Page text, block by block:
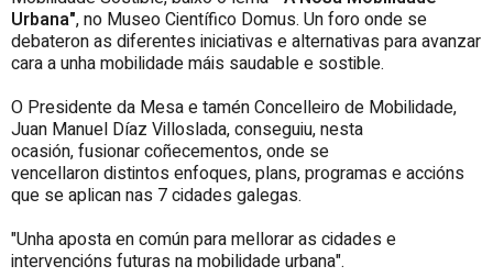
Urbana", no Museo Científico Domus. Un foro onde se
debateron as diferentes iniciativas e alternativas para avanzar
cara a unha mobilidade máis saudable e sostible.
O Presidente da Mesa e tamén Concelleiro de Mobilidade,
Juan Manuel Díaz Villoslada, conseguiu, nesta
ocasión, fusionar coñecementos, onde se
vencellaron distintos enfoques, plans, programas e accións
que se aplican nas 7 cidades galegas.
"Unha aposta en común para mellorar as cidades e
intervencións futuras na mobilidade urbana".